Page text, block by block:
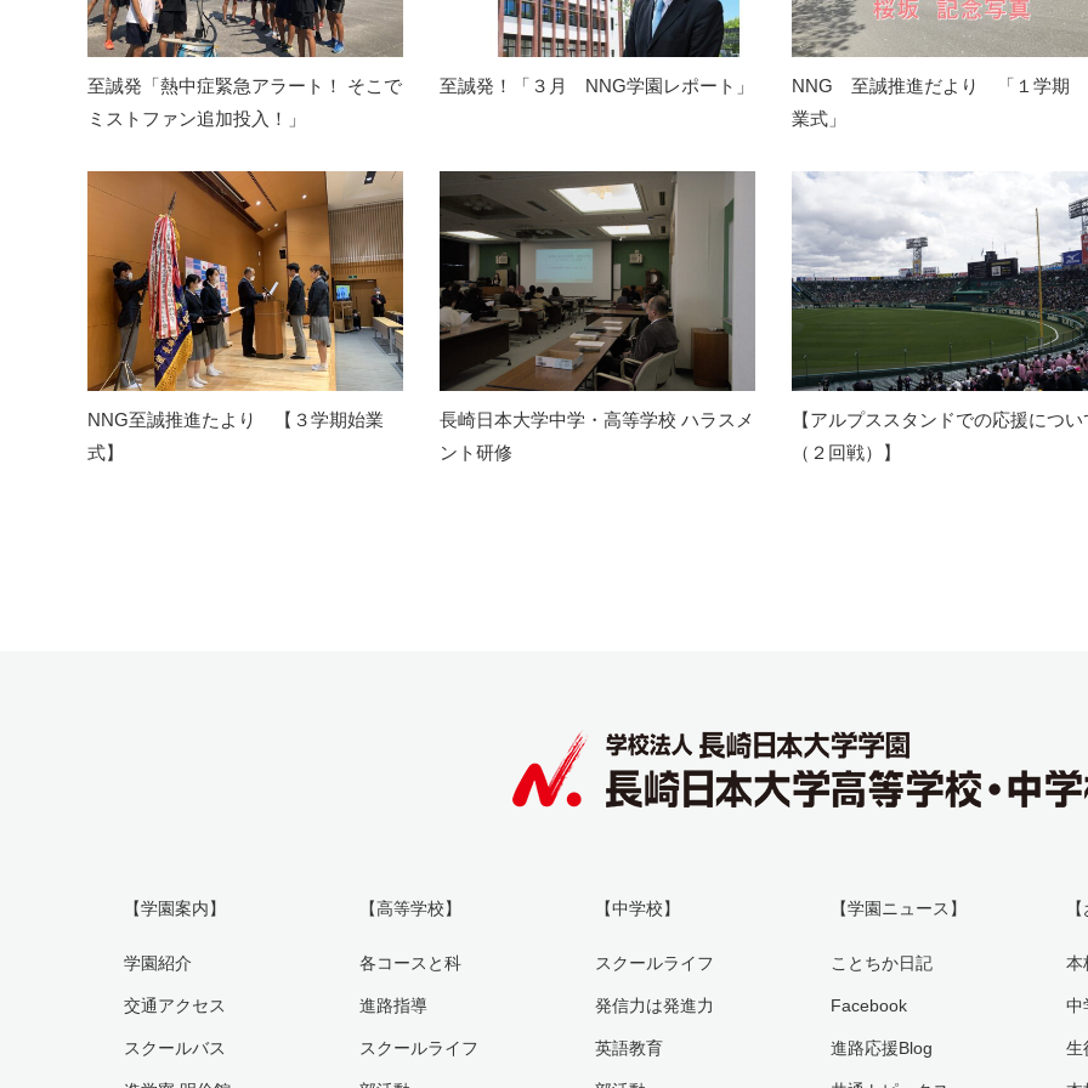
至誠発「熱中症緊急アラート！ そこで
ミストファン追加投入！」
至誠発！「３月 NNG学園レポート」
NNG 至誠推進だより 「１学期
業式」
NNG至誠推進たより 【３学期始業
式】
長崎日本大学中学・高等学校 ハラスメ
ント研修
【アルプススタンドでの応援につい
（２回戦）】
【学園案内】
学園紹介
交通アクセス
スクールバス
【高等学校】
各コースと科
進路指導
スクールライフ
【中学校】
スクールライフ
発信力は発進力
英語教育
【学園ニュース】
ことちか日記
Facebook
進路応援Blog
本
中
生